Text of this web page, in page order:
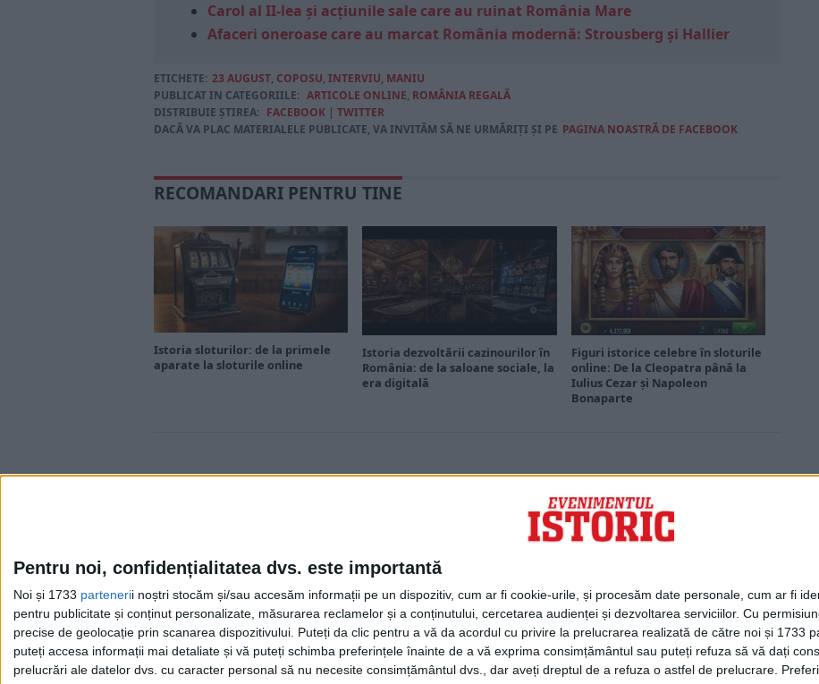
Pentru noi, confidențialitatea dvs. este importantă
Noi și 1733 partenerii noștri stocăm și/sau accesăm informații pe un dispozitiv, cum ar fi cookie-urile, și procesăm date personale, cum ar fi
pentru publicitate și conținut personalizate, măsurarea reclamelor și a conținutului, cercetarea audienței și dezvoltarea serviciilor. Cu
precise de geolocație prin scanarea dispozitivului. Puteți da clic pentru a vă da acordul cu privire la prelucrarea realizată de către noi și 1733
puteți accesa informații mai detaliate și vă puteți schimba preferințele înainte de a vă exprima consimțământul sau puteți refuza să vă dați
prelucrări ale datelor dvs. cu caracter personal să nu necesite consimțământul dvs., dar aveți dreptul de a refuza o astfel de prelucrare.
Carol al II-lea și acțiunile sale care au ruinat România Mare
Afaceri oneroase care au marcat România modernă: Strousberg și Hallier
ETICHETE: 23 AUGUST, COPOSU, INTERVIU, MANIU
PUBLICAT IN CATEGORIILE: ARTICOLE ONLINE, ROMÂNIA REGALĂ
DISTRIBUIE ȘTIREA: FACEBOOK | TWITTER
DACĂ VA PLAC MATERIALELE PUBLICATE, VA INVITĂM SĂ NE URMĂRIȚI ȘI PE PAGINA NOASTRĂ DE FACEBOOK
RECOMANDARI PENTRU TINE
Istoria sloturilor: de la primele
aparate la sloturile online
Istoria dezvoltării cazinourilor în
România: de la saloane sociale, la
era digitală
Figuri istorice celebre în sloturile
online: De la Cleopatra până la
Iulius Cezar și Napoleon
Bonaparte
Cea mai mare revistă de istorie din Europa!.
Media KIT
Evenimentul Zilei
Doctorul Zilei
Infofinanciar
Infoactual
Editura de carte
EVZ Comunicate
Capital Comunicate
Animal Zoo